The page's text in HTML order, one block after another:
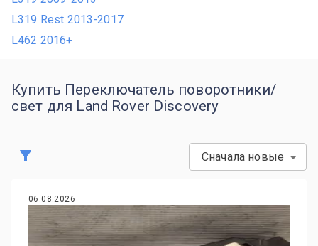
L319 Rest 2013-2017
L462 2016+
Купить Переключатель поворотники/
свет для Land Rover Discovery
Сначала новые
06.08.2026